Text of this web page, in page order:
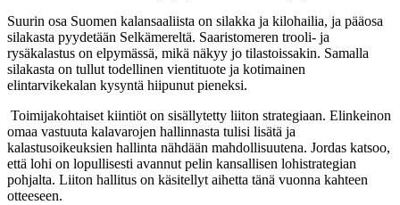
Suurin osa Suomen kalansaaliista on silakka ja kilohailia, ja pääosa
silakasta pyydetään Selkämereltä. Saaristomeren trooli- ja
rysäkalastus on elpymässä, mikä näkyy jo tilastoissakin. Samalla
silakasta on tullut todellinen vientituote ja kotimainen
elintarvikekalan kysyntä hiipunut pieneksi.
Toimijakohtaiset kiintiöt on sisällytetty liiton strategiaan. Elinkeinon
omaa vastuuta kalavarojen hallinnasta tulisi lisätä ja
kalastusoikeuksien hallinta nähdään mahdollisuutena. Jordas katsoo,
että lohi on lopullisesti avannut pelin kansallisen lohistrategian
pohjalta. Liiton hallitus on käsitellyt aihetta tänä vuonna kahteen
otteeseen.